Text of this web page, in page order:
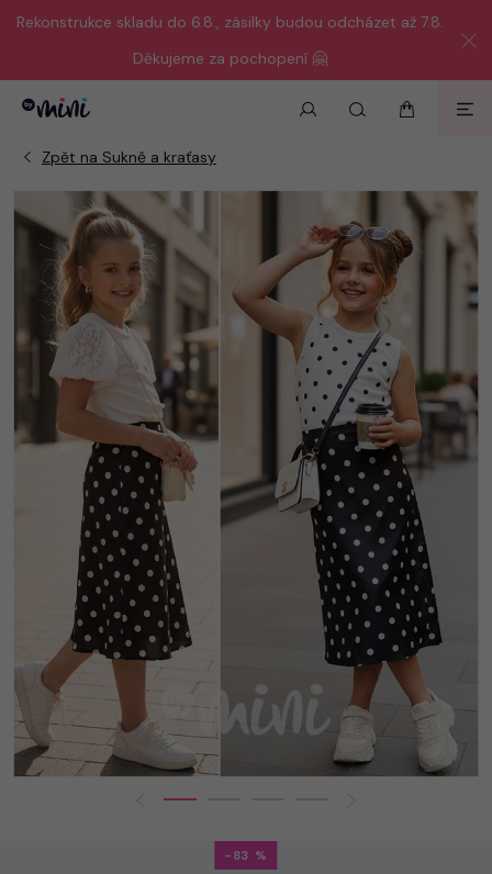
Rekonstrukce skladu do 6.8., zásilky budou odcházet až 7.8.
Děkujeme za pochopení 🤗
-83